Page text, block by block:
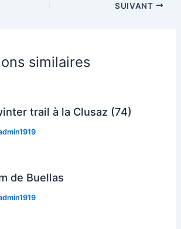
SUIVANT
similaires
trail à la Clusaz (74)
de Buellas